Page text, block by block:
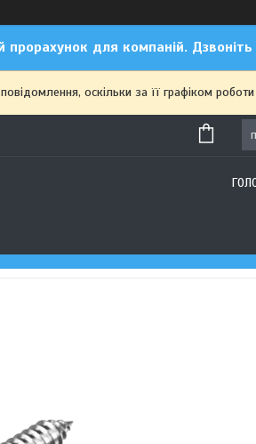
прорахунок для компаній.
оскільки за її графіком